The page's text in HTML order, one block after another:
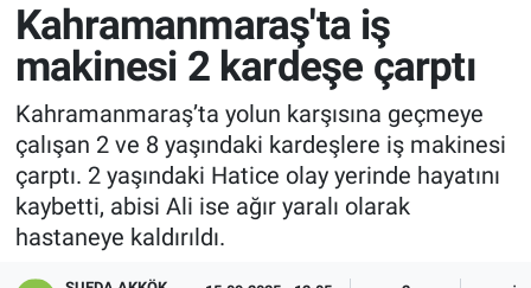
Kahramanmaraş'ta iş
makinesi 2 kardeşe çarptı
Kahramanmaraş’ta yolun karşısına geçmeye
çalışan 2 ve 8 yaşındaki kardeşlere iş makinesi
çarptı. 2 yaşındaki Hatice olay yerinde hayatını
kaybetti, abisi Ali ise ağır yaralı olarak
hastaneye kaldırıldı.
KADIN AİLE
DÜNYA
EKONOMİ
Süper Lig Puan Durumu ve Fikstür
Tüm Manşetler
Son Dakika Haberleri
Haber Arşivi